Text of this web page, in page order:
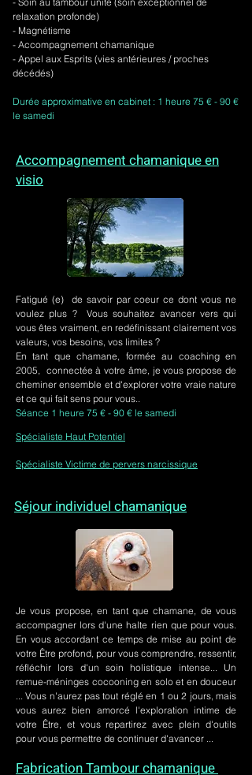
relaxation profonde)
- Magnétisme
- Accompagnement chamanique
- Appel aux Esprits (vies antérieures / proches
décédés)
Durée approximative en cabinet : 1 heure 75 € - 90 €
le samedi
Accompagnement chamanique en
visio
Fatigué (e) de savoir par coeur ce dont vous ne
voulez plus ? Vous souhaitez avancer vers qui
vous êtes vraiment, en redéfinissant clairement vos
valeurs, vos besoins, vos limites ?
En tant que chamane, formée au coaching en
2005, connectée à votre âme, je vous propose de
cheminer ensemble et d'explorer votre vraie nature
et ce qui fait sens pour vous..
Séance 1 heure 75 € - 90 € le samedi
Spécialiste Haut Potentiel
Spécialiste Victime de pervers narcissique
Séjour individuel chamanique
Je vous propose, en tant que chamane, de vous
accompagner lors d'une halte rien que pour vous.
En vous accordant ce temps de mise au point de
votre Être profond, pour vous comprendre, ressentir,
réfléchir lors d'un soin holistique intense... Un
remue-méninges cocooning en solo et en douceur
... Vous n'aurez pas tout réglé en 1 ou 2 jours, mais
vous aurez bien amorcé l'exploration intime de
votre Être, et vous repartirez avec plein d'outils
pour vous permettre de continuer d'avancer ...
Fabrication Tambour chamanique